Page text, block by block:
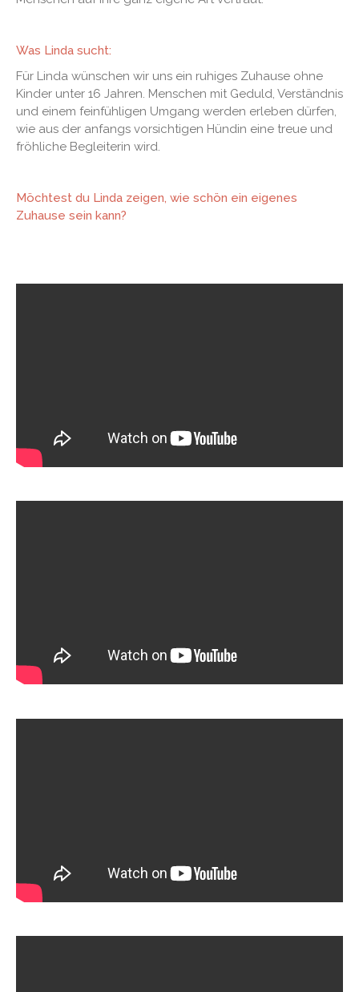
Was Linda sucht:
Für Linda wünschen wir uns ein ruhiges Zuhause ohne
Kinder unter 16 Jahren. Menschen mit Geduld, Verständnis
und einem feinfühligen Umgang werden erleben dürfen,
wie aus der anfangs vorsichtigen Hündin eine treue und
fröhliche Begleiterin wird.
Möchtest du Linda zeigen, wie schön ein eigenes
Zuhause sein kann?